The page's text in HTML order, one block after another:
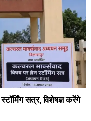
सत्र, विशेषज्ञ करेंगे